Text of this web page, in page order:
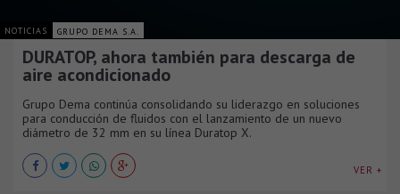
NOTICIAS GRUPO DEMA S.A.
DURATOP, ahora también para descarga de
aire acondicionado
Grupo Dema continúa consolidando su liderazgo en soluciones
para conducción de fluidos con el lanzamiento de un nuevo
diámetro de 32 mm en su línea Duratop X.
VER +